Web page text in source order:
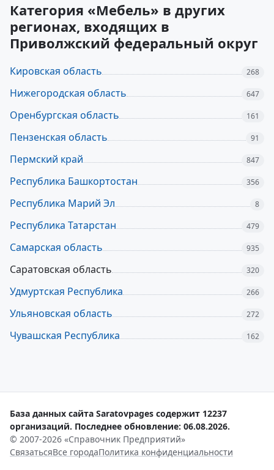
Категория «Мебель» в других
регионах, входящих в
Приволжский федеральный округ
Кировская область 268
Нижегородская область 647
Оренбургская область 161
Пензенская область 91
Пермский край 847
Республика Башкортостан 356
Республика Марий Эл 8
Республика Татарстан 479
Самарская область 935
Саратовская область 320
Удмуртская Республика 266
Ульяновская область 272
Чувашская Республика 162
База данных сайта Saratovpages содержит 12237
организаций. Последнее обновление: 06.08.2026.
© 2007-2026 «Справочник Предприятий»
СвязатьсяВсе городаПолитика конфиденциальности